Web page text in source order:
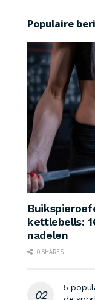
Populaire
kettlebells:
nadelen
0 SHARES
5